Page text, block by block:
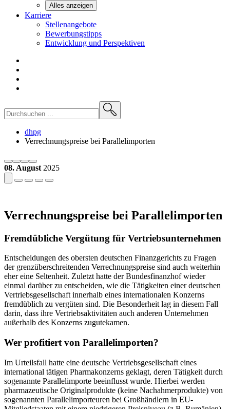
Alles anzeigen
Karriere
Stellenangebote
Bewerbungstipps
Entwicklung und Perspektiven
dhpg
Verrechnungspreise bei Parallelimporten
08. August 2025
Verrechnungspreise bei Parallelimporten
Fremdübliche Vergütung für Vertriebsunternehmen
Entscheidungen des obersten deutschen Finanzgerichts zu Fragen
der grenzüberschreitenden Verrechnungspreise sind auch weiterhin
eher eine Seltenheit. Zuletzt hatte der Bundesfinanzhof wieder
einmal darüber zu entscheiden, wie die Tätigkeiten einer deutschen
Vertriebsgesellschaft innerhalb eines internationalen Konzerns
fremdüblich zu vergüten sind. Die Besonderheit lag in diesem Fall
darin, dass ihre Vertriebsaktivitäten auch anderen Unternehmen
außerhalb des Konzerns zugutekamen.
Wer profitiert von Parallelimporten?
Im Urteilsfall hatte eine deutsche Vertriebsgesellschaft eines
international tätigen Pharmakonzerns geklagt, deren Tätigkeit durch
sogenannte Parallelimporte beeinflusst wurde. Hierbei werden
pharmazeutische Originalprodukte (keine Nachahmerprodukte) von
sogenannten Parallelimporteuren bei Großhändlern in EU-